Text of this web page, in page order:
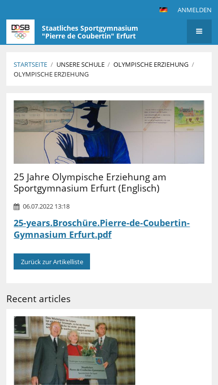
ANMELDEN
Staatliches Sportgymnasium
"Pierre de Coubertin" Erfurt
STARTSEITE / UNSERE SCHULE / OLYMPISCHE ERZIEHUNG /
OLYMPISCHE ERZIEHUNG
Olympische
Erziehung
25 Jahre Olympische Erziehung am
Sportgymnasium Erfurt (Englisch)
06.07.2022 13:18
25-years.Broschüre.Pierre-de-Coubertin-
Gymnasium Erfurt.pdf
Zurück zur Artikelliste
Recent articles